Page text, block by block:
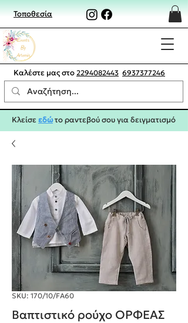
Τοποθεσία
Καλέστε μας στο 2294082443 6937377246
Κλείσεεδώτο ραντεβού σου για δειγματισμό
SKU: 170/10/FA60
Βαπτιστικό ρούχο ΟΡΦΕΑΣ